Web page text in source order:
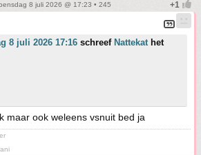
8 juli 2026 @ 17:23 • 245
8 juli 2026 17:16 schreef Nattekathet
maar ook weleens vsnuit bed ja